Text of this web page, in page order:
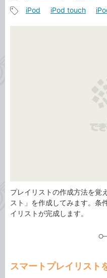
事
カ
iPod iPod touch
プレイリストの作成方法を覚
スト」を作成してみます。条
イリストが完成します。
スマートプレイリスト